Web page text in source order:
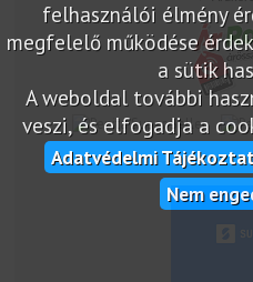
felhasználói élmény
megfelelő működése
a sütik
A weboldal további
veszi, és elfogadja a
Adatvédelmi
Nem